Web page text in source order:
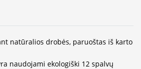
natūralios drobės, paruoštas iš karto
naudojami ekologiški 12 spalvų